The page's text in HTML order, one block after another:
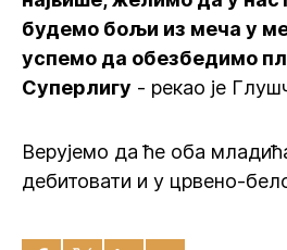
будемо бољи из меча у
успемо да обезбедимо
Суперлигу - рекао је
Верујемо да ће оба
дебитовати и у црвено-